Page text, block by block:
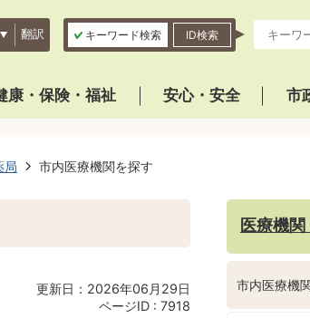
翻訳 キーワード検索 ID検索
康・保険・福祉 安心・安全 市
局 市内医療機関を探す
更新日：2026年06月29日
ページID : 7918
医療機
市内医療機